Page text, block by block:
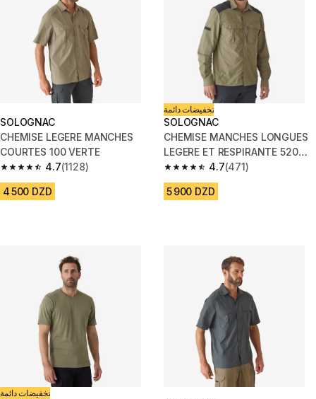
SOLOGNAC
CHEMISE LEGERE MANCHES
COURTES 100 VERTE
4.7
4.7 out of 5 stars from 1128 reviews
(1128)
4 500 DZD
تخفيضات دائمة
SOLOGNAC
CHEMISE MANCHES LONGUES
LEGERE ET RESPIRANTE 520
VERTE
4.7
4.7 out of 5 stars from 471
(471)
5 900 DZD
تخفيضات دائمة